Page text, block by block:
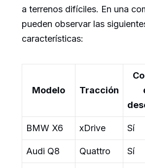
a terrenos difíciles. En una
pueden observar las
características:
Modelo Tracción
BMW X6 xDrive Sí
Audi Q8 Quattro Sí